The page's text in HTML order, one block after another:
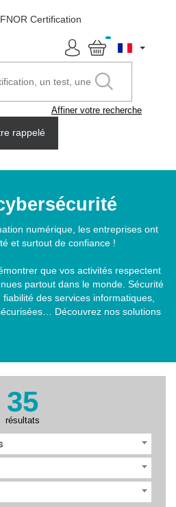
Affiner votre recherche
rappelé
numérique, les entreprises ont
et surtout de confiance !
que vos activités respectent
partout dans le monde. Sécurité
des services informatiques,
Découvrez nos solutions
35
résultats